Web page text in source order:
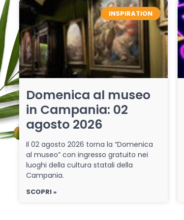
INSPIRATION
Domenica al museo
in Campania: 02
agosto 2026
Il 02 agosto 2026 torna la “Domenica
al museo” con ingresso gratuito nei
luoghi della cultura statali della
Campania.
SCOPRI »